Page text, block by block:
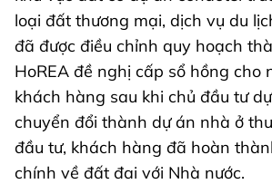
loại đất thương mại, dịch vụ du
đã được điều chỉnh quy hoạch
HoREA đề nghị cấp sổ hồng cho
khách hàng sau khi chủ đầu tư
chuyển đổi thành dự án nhà ở
đầu tư, khách hàng đã hoàn
chính về đất đai với Nhà nước.